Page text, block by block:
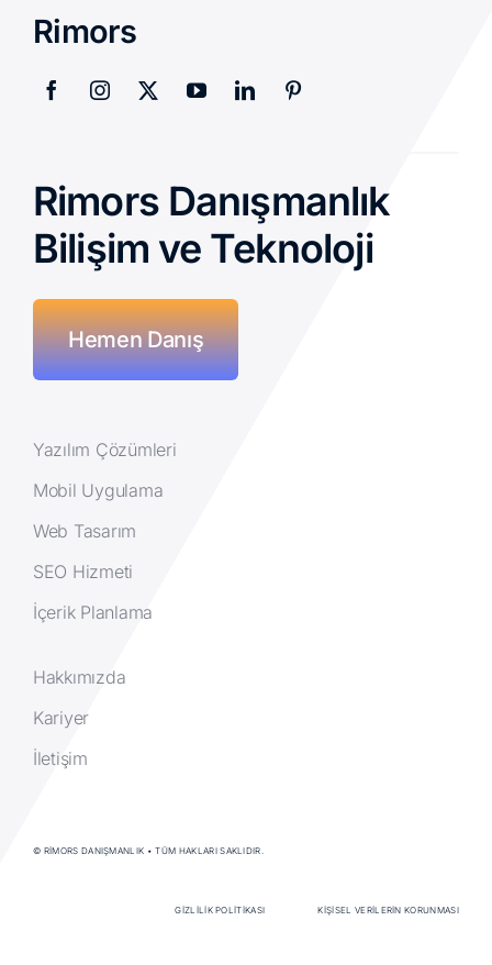
Rimors
Rimors Danışmanlık
Bilişim ve Teknoloji
Hemen Danış
Yazılım Çözümleri
Mobil Uygulama
Web Tasarım
SEO Hizmeti
İçerik Planlama
Hakkımızda
Kariyer
İletişim
© RIMORS DANIŞMANLIK • TÜM HAKLARI SAKLIDIR.
GIZLILIK POLITIKASI KIŞISEL VERILERIN KORUNMASI